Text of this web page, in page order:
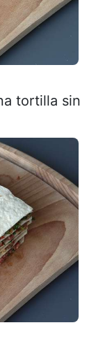
tortilla sin